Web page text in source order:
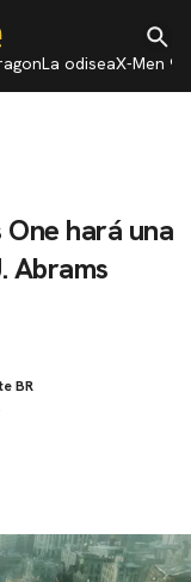
La odiseaX-Men 97
hará una
Abrams
BR